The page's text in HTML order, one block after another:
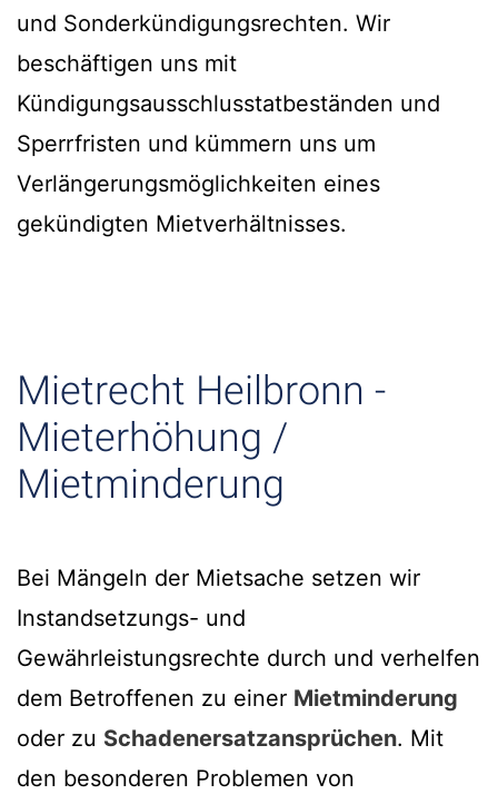
und Sonderkündigungsrechten. Wir
beschäftigen uns mit
Kündigungsausschlusstatbeständen und
Sperrfristen und kümmern uns um
Verlängerungsmöglichkeiten eines
gekündigten Mietverhältnisses.
Mietrecht Heilbronn -
Mieterhöhung /
Mietminderung
Bei Mängeln der Mietsache setzen wir
Instandsetzungs- und
Gewährleistungsrechte durch und verhelfen
dem Betroffenen zu einer Mietminderung
oder zu Schadenersatzansprüchen. Mit
den besonderen Problemen von